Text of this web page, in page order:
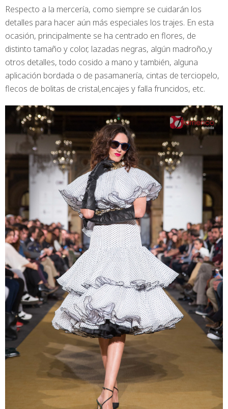
Respecto a la mercería, como siempre se cuidarán los
detalles para hacer aún más especiales los trajes. En esta
ocasión, principalmente se ha centrado en flores, de
distinto tamaño y color, lazadas negras, algún madroño,y
otros detalles, todo cosido a mano y también, alguna
aplicación bordada o de pasamanería, cintas de terciopelo,
flecos de bolitas de cristal,encajes y falla fruncidos, etc.